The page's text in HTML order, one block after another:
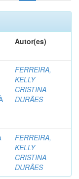
Autor(es)
FERREIRA,
KELLY
CRISTINA
DURÃES
FERREIRA,
KELLY
CRISTINA
DURÃES